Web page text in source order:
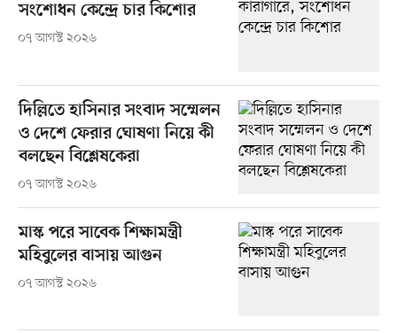
সংশোধন কেন্দ্রে চার কিশোর
০৭ আগস্ট ২০২৬
দিল্লিতে হাসিনার সংবাদ সম্মেলন
ও দেশে ফেরার ঘোষণা নিয়ে কী
বলছেন বিশ্লেষকেরা
০৭ আগস্ট ২০২৬
মাস্ক পরে সাবেক শিক্ষামন্ত্রী
মহিবুলের বাসায় আগুন
০৭ আগস্ট ২০২৬